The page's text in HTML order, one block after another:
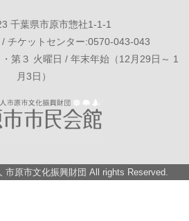
千葉県市原市惣社1-1-1
チケットセンター:0570-043-043
第３ 火曜日 / 年末年始（12月29日～ 1
月3日）
市原市文化振興財団 All rights Reserved.